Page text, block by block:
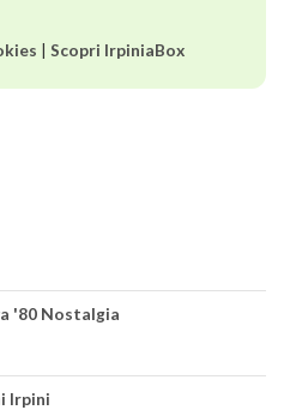
| Scopri IrpiniaBox
'80 Nostalgia
Irpini